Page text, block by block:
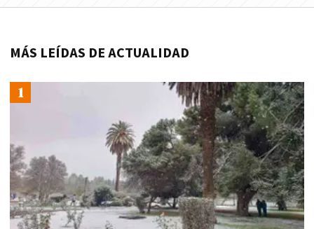
MÁS LEÍDAS DE ACTUALIDAD